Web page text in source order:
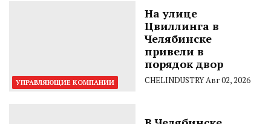
УПРАВЛЯЮЩИЕ КОМПАНИИ
На улице
Цвиллинга в
Челябинске
привели в
порядок двор
CHELINDUSTRYАвг 02, 2026